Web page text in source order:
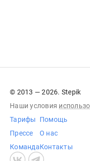
© 2013 — 2026. Stepik
Наши условия
Тарифы
Прессе
Команда
Помощь
О нас
Контакты